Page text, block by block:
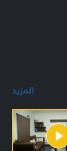
المزيد